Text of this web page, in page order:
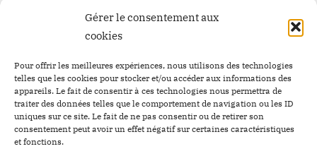
Gérer le consentement aux
cookies
Pour offrir les meilleures expériences, nous utilisons des technologies
telles que les cookies pour stocker et/ou accéder aux informations des
appareils. Le fait de consentir à ces technologies nous permettra de
traiter des données telles que le comportement de navigation ou les ID
uniques sur ce site. Le fait de ne pas consentir ou de retirer son
consentement peut avoir un effet négatif sur certaines caractéristiques
et fonctions.
Pépite à la une
TAGS